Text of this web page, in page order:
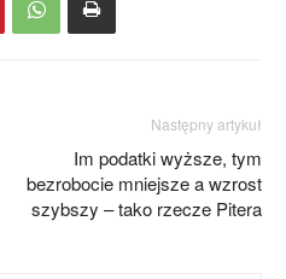
Następny artykuł
Im podatki wyższe, tym
bezrobocie mniejsze a wzrost
szybszy – tako rzecze Pitera